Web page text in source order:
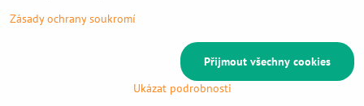
info @ 3DeSun.cz
Předvolby soukromí
Zásady ochrany soukromí
Vytvořeno systémem:ByznysWeb.cz
Zásady ochrany soukromí
Ukázat podrobnosti
Přijmout všechny cookies